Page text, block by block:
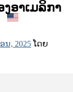
ອາ​ເມ​ລິ​ກາ​
ນ, 2025 ໂດຍ